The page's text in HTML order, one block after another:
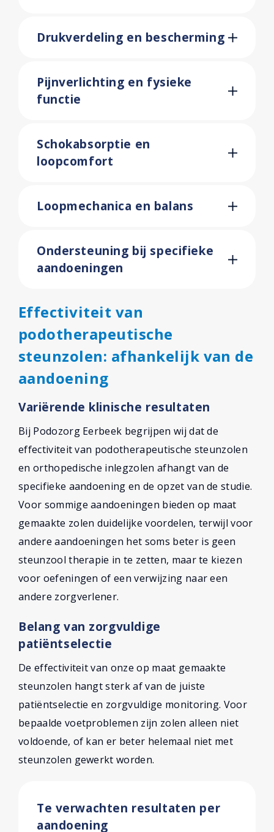
Drukverdeling en bescherming
Pijnverlichting en fysieke
functie
Schokabsorptie en
loopcomfort
Loopmechanica en balans
Ondersteuning bij specifieke
aandoeningen
Effectiviteit van
podotherapeutische
steunzolen: afhankelijk van de
aandoening
Variërende klinische resultaten
Bij Podozorg Eerbeek begrijpen wij dat de
effectiviteit van podotherapeutische steunzolen
en orthopedische inlegzolen afhangt van de
specifieke aandoening en de opzet van de studie.
Voor sommige aandoeningen bieden op maat
gemaakte zolen duidelijke voordelen, terwijl voor
andere aandoeningen het soms beter is geen
steunzool therapie in te zetten, maar te kiezen
voor oefeningen of een verwijzing naar een
andere zorgverlener.
Belang van zorgvuldige
patiëntselectie
De effectiviteit van onze op maat gemaakte
steunzolen hangt sterk af van de juiste
patiëntselectie en zorgvuldige monitoring. Voor
bepaalde voetproblemen zijn zolen alleen niet
voldoende, of kan er beter helemaal niet met
steunzolen gewerkt worden.
Te verwachten resultaten per
aandoening